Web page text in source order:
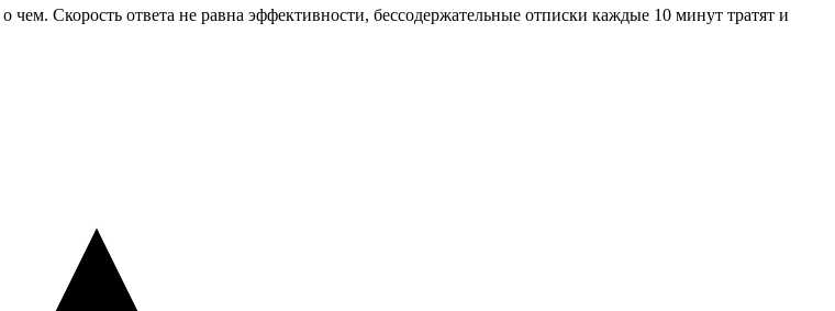
Скорость ответа не равна эффективности, бессодержательные отписки каждые 10 минут тратят и